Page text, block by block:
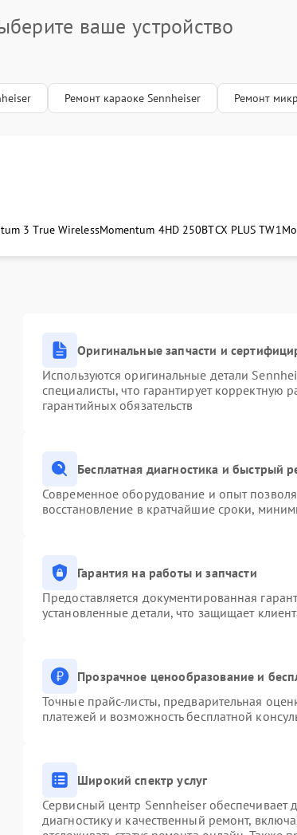
ваше устройство
Ремонт караоке Sennheiser Ремонт
3 True WirelessMomentum 4HD 250BTCX PLUS TW1
Оригинальные запчасти и
Используются оригинальные детали
специалисты, что гарантирует корректную
гарантийных обязательств
Бесплатная диагностика и быстрый
Современное оборудование и опыт
восстановление в кратчайшие сроки,
Гарантия на работы и запчасти
Предоставляется документированная
установленные детали, что защищает
Прозрачное ценообразование и
Точные прайс-листы, предварительная
платежей и возможность бесплатной
Широкий спектр услуг
Сервисный центр Sennheiser обеспечивает
диагностику и качественный ремонт,